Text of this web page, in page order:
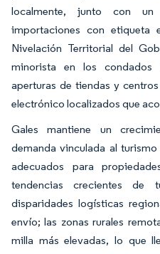
localmente, junto con
importaciones con etiqueta
Nivelación Territorial del
minorista en los condados
aperturas de tiendas y
electrónico localizados que
Gales mantiene un
demanda vinculada al
adecuados para
tendencias crecientes de
disparidades logísticas
envío; las zonas rurales
milla más elevadas, lo que